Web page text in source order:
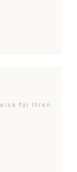
für Ihren